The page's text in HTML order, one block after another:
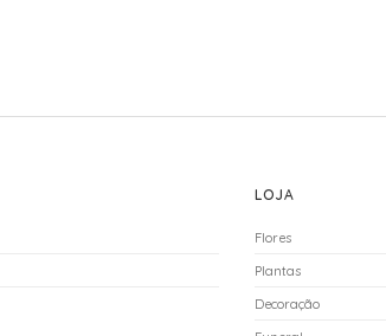
LOJA
Flores
Plantas
Decoração